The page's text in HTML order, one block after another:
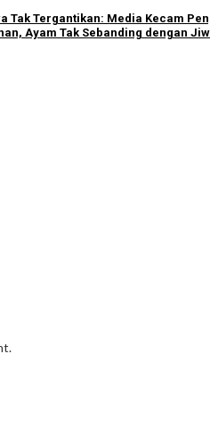
Tak Tergantikan: Media Kecam
Ayam Tak Sebanding dengan